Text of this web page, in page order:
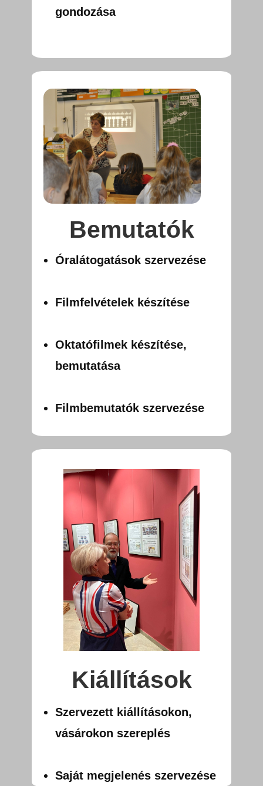
gondozása
Bemutatók
Óralátogatások szervezése
Filmfelvételek készítése
Oktatófilmek készítése,
bemutatása
Filmbemutatók szervezése
Kiállítások
Szervezett kiállításokon,
vásárokon szereplés
Saját megjelenés szervezése